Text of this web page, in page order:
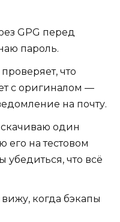
GPG перед
пароль.
что
с оригиналом —
на почту.
один
его на тестовом
убедиться, что всё
когда бэкапы